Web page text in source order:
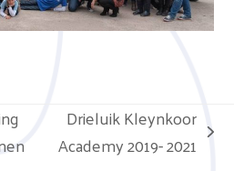
next
Drieluik Kleynkoor
Academy 2019- 2021